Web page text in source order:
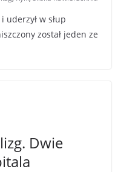
uderzył w słup
został jeden ze
Dwie